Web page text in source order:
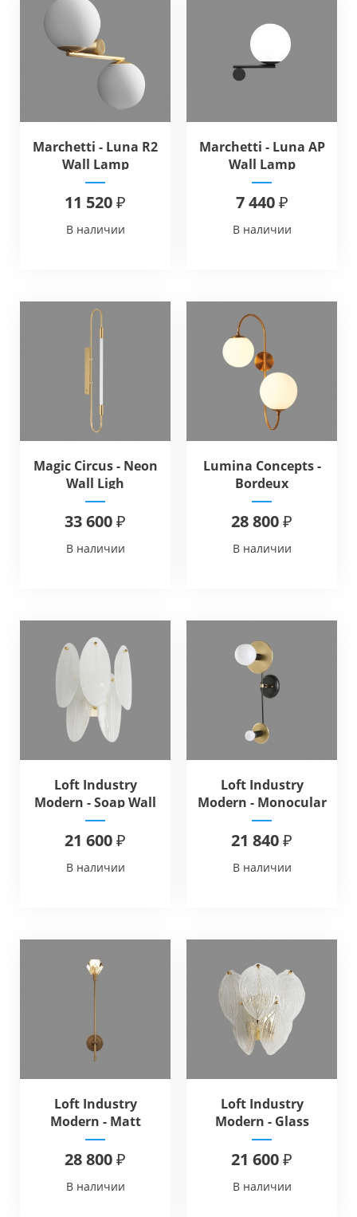
Marchetti - Luna R2
Wall Lamp
11 520 ₽
В наличии
Marchetti - Luna AP
Wall Lamp
7 440 ₽
В наличии
Magic Circus - Neon
Wall Ligh
33 600 ₽
В наличии
Lumina Concepts -
Bordeux
28 800 ₽
В наличии
Loft Industry
Modern - Soap Wall
21 600 ₽
В наличии
Loft Industry
Modern - Monocular
Wall
21 840 ₽
В наличии
Loft Industry
Modern - Matt
Crystall Wall
28 800 ₽
В наличии
Loft Industry
Modern - Glass
Feathers Wall
21 600 ₽
В наличии